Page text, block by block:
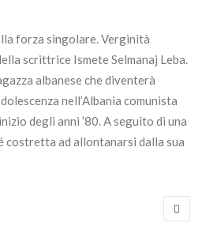
forza singolare. Verginità
scrittrice Ismete Selmanaj Leba.
albanese che diventerà
nell’Albania comunista
degli anni ’80. A seguito di una
costretta ad allontanarsi dalla sua